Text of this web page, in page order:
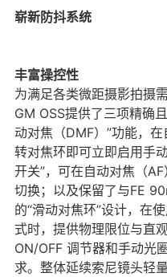
崭新防抖系统
丰富操控性
为满足各类微距摄影拍摄
GM OSS提供了三项精确
动对焦（DMF）”功能，
转对焦环即可立即启用手
开关”，可在自动对焦（
切换；以及保留了与FE
的“滑动对焦环”设计，在
式时，提供物理限位与直
ON/OFF 调节器和手动光
求。整体延续索尼镜头轻